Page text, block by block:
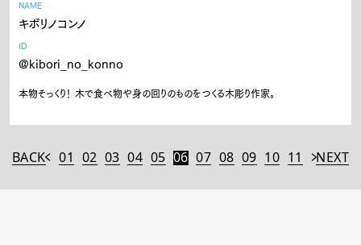
NAME
キボリノコンノ
ID
@kibori_no_konno
本物そっくり！ 木で食べ物や身の回りのものをつくる木彫り作家。
BACK 01 02 03 04 05 06 07 08 09 10 11 NEXT